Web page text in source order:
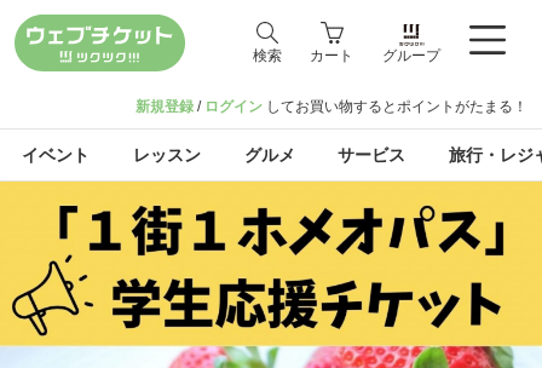
検索 カート グループ
新規登録 / ログイン してお買い物するとポイントがたまる！
イベント レッスン グルメ サービス 旅行・レジ